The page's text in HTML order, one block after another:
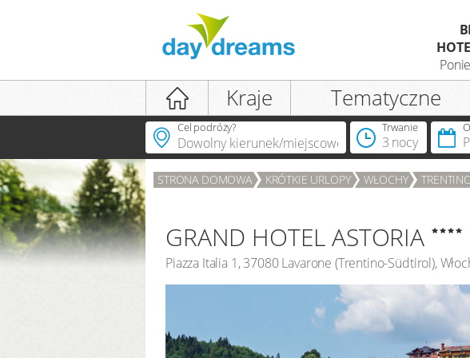
Logowanie
LOGOWANIE
Tytuł
Posiadasz
Kraje Tematyczne
Cel podróży? Trwanie
3 nocy
STRONA DOMOWA KRÓTKIE URLOPY WŁOCHY
GRAND HOTEL ASTORIA
Piazza Italia 1,37080 Lavarone (Trentino-Südtirol),